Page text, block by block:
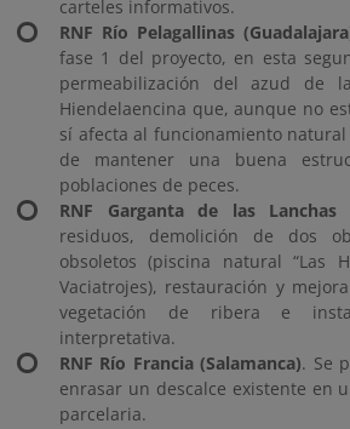
carteles informativos.
RNF Río Pelagallinas
fase 1 del proyecto, en esta
permeabilización del azud de
Hiendelaencina que, aunque no
sí afecta al funcionamiento
de mantener una buena
poblaciones de peces.
RNF Garganta de las Lanchas
residuos, demolición de dos
obsoletos (piscina natural “Las
Vaciatrojes), restauración y
vegetación de ribera e
interpretativa.
RNF Río Francia (Salamanca). Se
enrasar un descalce existente en
parcelaria.